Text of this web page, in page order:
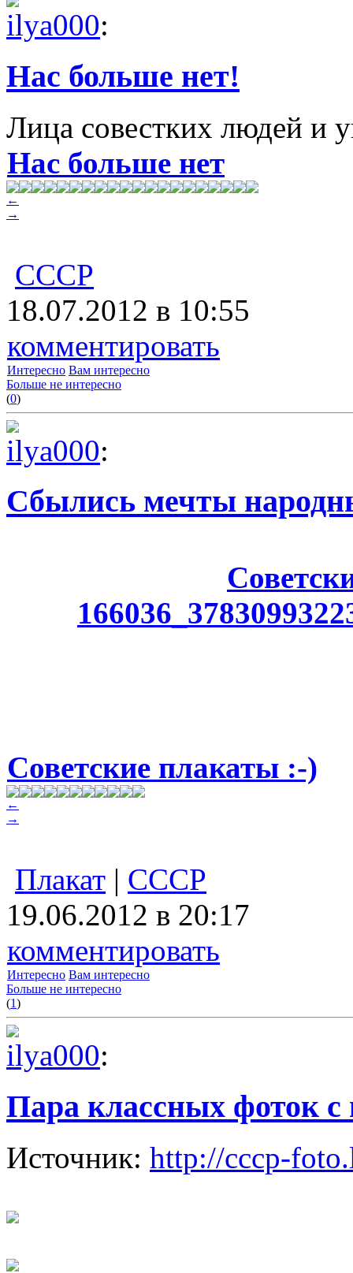
ilya000:
Нас больше нет!
Лица совестких людей и
Нас больше нет
←
→
СССР
18.07.2012 в 10:55
комментировать
Интересно Вам интересно
Больше не интересно
(0)
ilya000:
Сбылись мечты
Советские плакаты :-)
←
→
Плакат | СССР
19.06.2012 в 20:17
комментировать
Интересно Вам интересно
Больше не интересно
(1)
ilya000:
Пара классных фоток
Источник: http://cccp-